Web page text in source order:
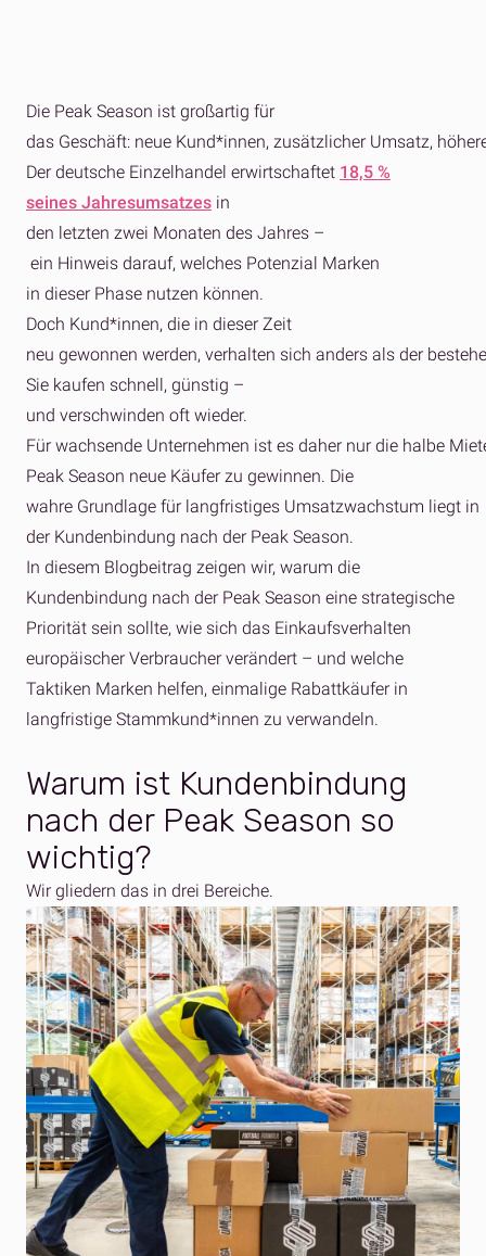
Die Peak Season ist großartig für
das Geschäft: neue Kund*innen, zusätzlicher Umsatz,
Der deutsche Einzelhandel erwirtschaftet 18,5 %
seines Jahresumsatzes in
den letzten zwei Monaten des Jahres –
ein Hinweis darauf, welches Potenzial Marken
in dieser Phase nutzen können.
Doch Kund*innen, die in dieser Zeit
neu gewonnen werden, verhalten sich anders als der
Sie kaufen schnell, günstig –
und verschwinden oft wieder.
Für wachsende Unternehmen ist es daher nur die halbe
Peak Season neue Käufer zu gewinnen. Die
wahre Grundlage für langfristiges Umsatzwachstum liegt in
der Kundenbindung nach der Peak Season.
In diesem Blogbeitrag zeigen wir, warum die
Kundenbindung nach der Peak Season eine strategische
Priorität sein sollte, wie sich das Einkaufsverhalten
europäischer Verbraucher verändert – und welche
Taktiken Marken helfen, einmalige Rabattkäufer in
langfristige Stammkund*innen zu verwandeln.
Warum ist Kundenbindung
nach der Peak Season so
wichtig?
Wir gliedern das in drei Bereiche.